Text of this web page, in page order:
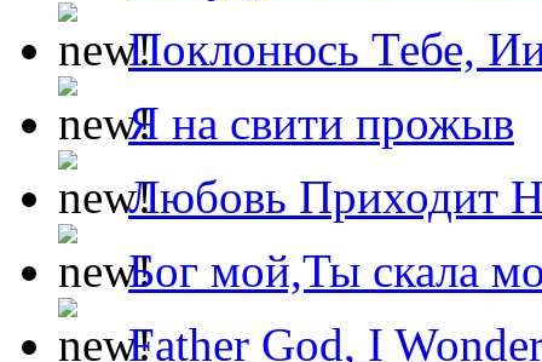
Поклонюсь Тебе,
Я на свити прожыв
Любовь Приходит
Бог мой,Ты скала
Father God, I